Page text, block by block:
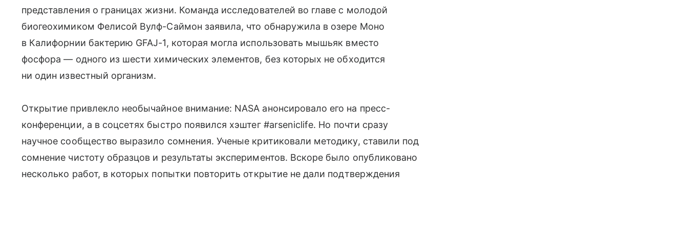
представления о границах жизни. Команда исследователей во главе с молодой
биогеохимиком Фелисой Вулф-Саймон заявила, что обнаружила в озере Моно
в Калифорнии бактерию GFAJ-1, которая могла использовать мышьяк вместо
фосфора — одного из шести химических элементов, без которых не обходится
ни один известный организм.
Открытие привлекло необычайное внимание: NASA анонсировало его на пресс-
конференции, а в соцсетях быстро появился хэштег #arseniclife. Но почти сразу
научное сообщество выразило сомнения. Ученые критиковали методику, ставили под
сомнение чистоту образцов и результаты экспериментов. Вскоре было опубликовано
несколько работ, в которых попытки повторить открытие не дали подтверждения